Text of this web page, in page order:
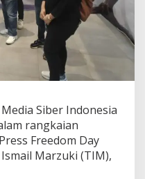
Siber Indonesia
rangkaian
Freedom Day
Marzuki (TIM),